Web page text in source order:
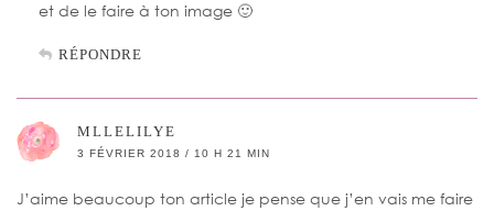
et de le faire à ton image 🙂
RÉPONDRE
MLLELILYE
3 FÉVRIER 2018 / 10 H 21 MIN
J’aime beaucoup ton article je pense que j’en vais me faire